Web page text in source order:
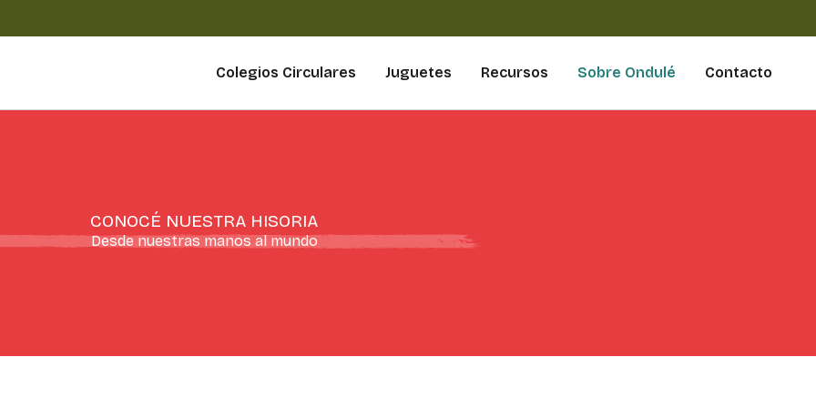
Colegios Circulares
Juguetes Recursos Sobre Ondulé Contacto
CONOCÉ NUESTRA HISORIA
Desde nuestras manos al mundo